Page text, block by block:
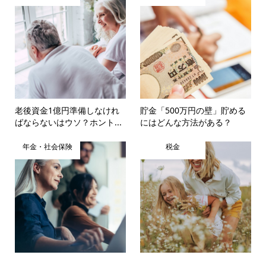
老後資金1億円準備しなけれ
ばならないはウソ？ホント...
貯金「500万円の壁」貯める
にはどんな方法がある？
年金・社会保険 税金